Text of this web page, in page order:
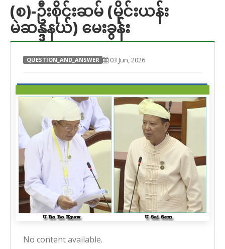
(စ)-ဦးစိုင်းဆမ် (မိုင်းယန်း
မဲဆန္ဒနယ်) မေးခွန်း
QUESTION_AND_ANSWER 03 Jun, 2026
No content available.